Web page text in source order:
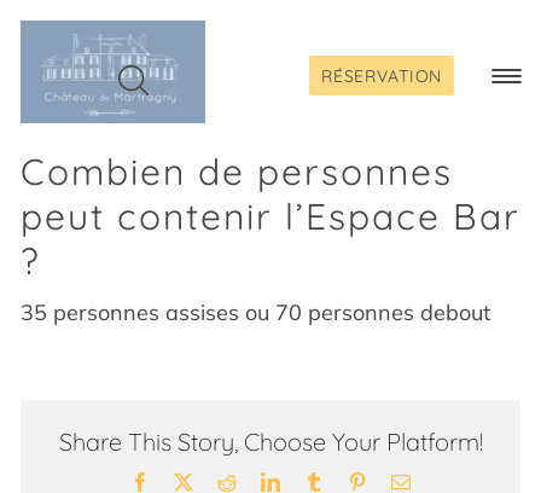
Passer
contenu
RÉSERVATION
Combien de personnes
peut contenir l’Espace Bar
?
35 personnes assises ou 70 personnes debout
Share This Story, Choose Your Platform!
Facebook RedditLinkedInTumblr PinterestEmail